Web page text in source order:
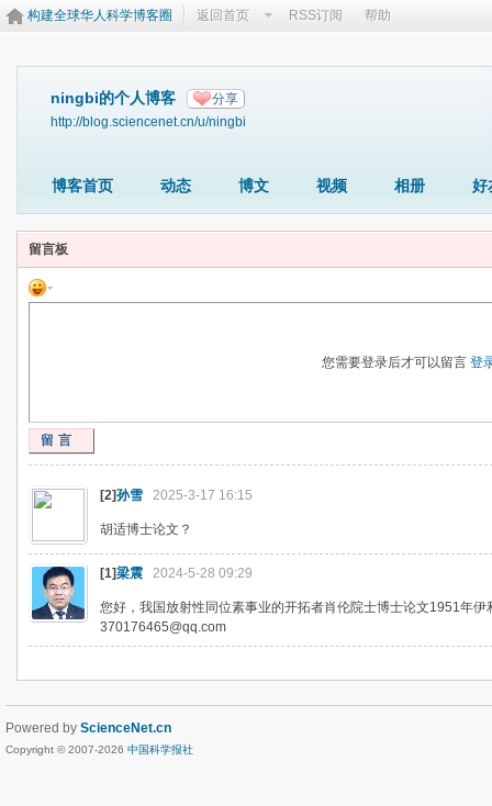
构建全球华人科学博客圈 返回首页 RSS订阅 帮助
ningbi的个人博客 分享
http://blog.sciencenet.cn/u/ningbi
博客首页 动态 博文 视频 相册 好
留言板
您需要登录后才可以留言 登
留言
[2]孙雪 2025-3-17 16:15
胡适博士论文？
[1]梁震 2024-5-28 09:29
您好，我国放射性同位素事业的开拓者肖伦院士博士论文1951年
370176465@qq.com
Powered by ScienceNet.cn
Copyright © 2007-2026 中国科学报社